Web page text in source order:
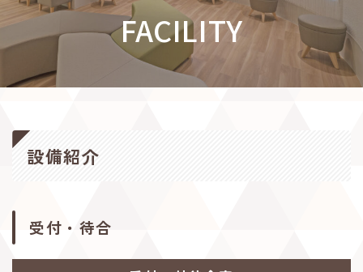
働く環境 Our Work Place
職員構成
職員の生の声
院内活動
サポート活動
FACILITY
設備紹介
受付・待合